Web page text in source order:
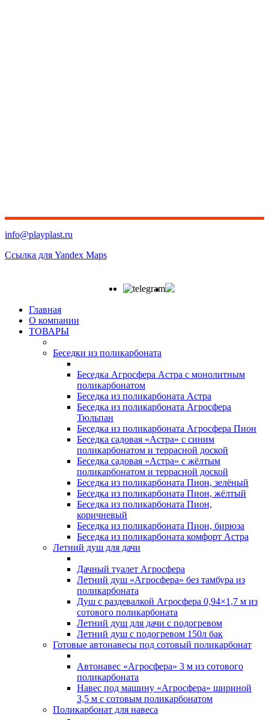
info@playplast.ru
Ссылка для Yandex Maps
Главная
О компании
ТОВАРЫ
Беседки из поликарбоната
Беседка Агросфера Астра с монолитным
поликарбонатом
Беседка из поликарбоната Астра
Беседка из поликарбоната Агросфера
Тюльпан
Беседка из поликарбоната Агросфера Пион
Беседка садовая «Астра» с синим
поликарбонатом и террасной доской
Беседка садовая «Астра» с жёлтым
поликарбонатом и террасной доской
Беседка из поликарбоната Пион, зелёный
Беседка из поликарбоната Пион, жёлтый
Беседка из поликарбоната Пион,
коричневый
Беседка из поликарбоната Пион, бирюза
Беседка из поликарбоната комфорт Астра
Летний душ для дачи
Дачный туалет Агросфера
Летний душ «Агросфера» без тамбура из
поликарбоната
Душ с раздевалкой Агросфера 0,94×1,7 м из
сотового поликарбоната
Летний душ для дачи с подогревом
Летний душ с подогревом 150л бак
Готовые автонавесы под сотовый поликарбонат
Автонавес «Агросфера» 3 м из сотового
поликарбоната
Навес под машину «Агросфера» шириной
3,5 м с сотовым поликарбонатом
Поликарбонат для навеса